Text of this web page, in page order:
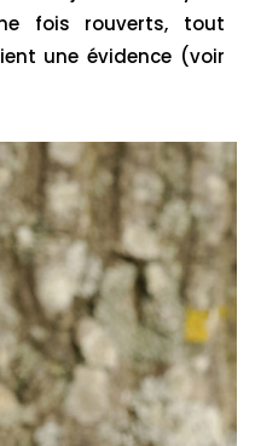
fois rouverts, tout
une évidence (voir